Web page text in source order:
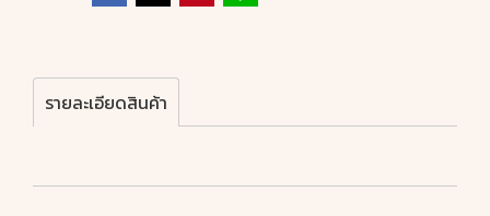
รายละเอียดสินค้า